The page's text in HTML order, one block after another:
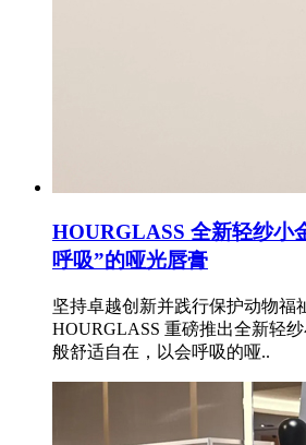
HOURGLASS 全新轻纱小
呼吸”的哑光唇膏
坚持卓越创新并践行保护动物福
HOURGLASS 重磅推出全新轻
般舒适自在，以会呼吸的哑..